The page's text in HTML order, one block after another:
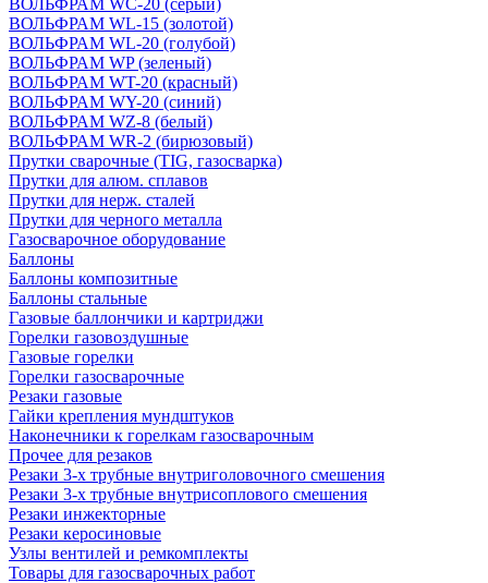
ВОЛЬФРАМ WC-20 (серый)
ВОЛЬФРАМ WL-15 (золотой)
ВОЛЬФРАМ WL-20 (голубой)
ВОЛЬФРАМ WP (зеленый)
ВОЛЬФРАМ WT-20 (красный)
ВОЛЬФРАМ WY-20 (синий)
ВОЛЬФРАМ WZ-8 (белый)
ВОЛЬФРАМ WR-2 (бирюзовый)
Прутки сварочные (TIG, газосварка)
Прутки для алюм. сплавов
Прутки для нерж. сталей
Прутки для черного металла
Газосварочное оборудование
Баллоны
Баллоны композитные
Баллоны стальные
Газовые баллончики и картриджи
Горелки газовоздушные
Газовые горелки
Горелки газосварочные
Резаки газовые
Гайки крепления мундштуков
Наконечники к горелкам газосварочным
Прочее для резаков
Резаки 3-х трубные внутриголовочного смешения
Резаки 3-х трубные внутрисоплового смешения
Резаки инжекторные
Резаки керосиновые
Узлы вентилей и ремкомплекты
Товары для газосварочных работ